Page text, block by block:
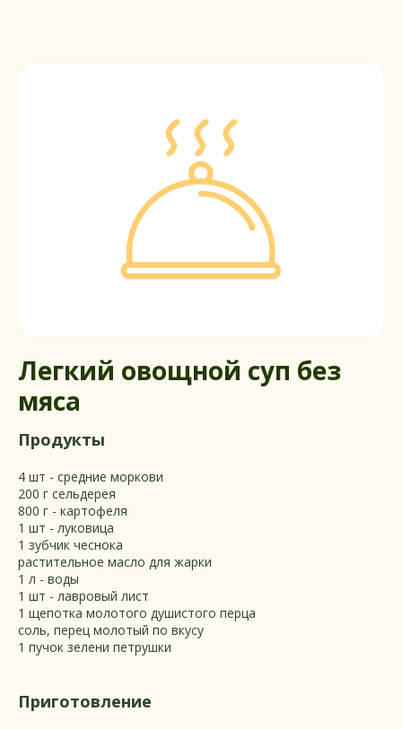
Легкий овощной суп без
мяса
Продукты
4 шт - средние моркови
200 г сельдерея
800 г - картофеля
1 шт - луковица
1 зубчик чеснока
растительное масло для жарки
1 л - воды
1 шт - лавровый лист
1 щепотка молотого душистого перца
соль, перец молотый по вкусу
1 пучок зелени петрушки
Приготовление